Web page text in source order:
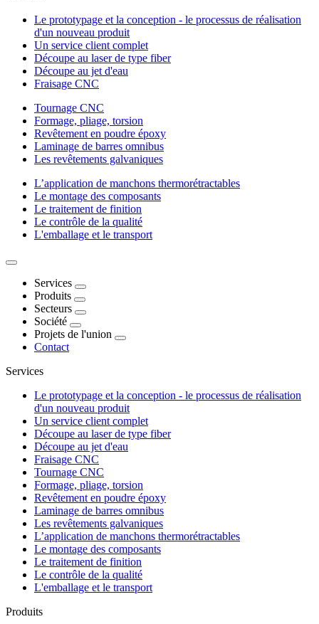
Le prototypage et la conception - le processus de réalisation
d'un nouveau produit
Un service client complet
Découpe au laser de type fiber
Découpe au jet d'eau
Fraisage CNC
Tournage CNC
Formage, pliage, torsion
Revêtement en poudre époxy
Laminage de barres omnibus
Les revêtements galvaniques
L’application de manchons thermorétractables
Le montage des composants
Le traitement de finition
Le contrôle de la qualité
L'emballage et le transport
Services
Produits
Secteurs
Société
Projets de l'union
Contact
Services
Le prototypage et la conception - le processus de réalisation
d'un nouveau produit
Un service client complet
Découpe au laser de type fiber
Découpe au jet d'eau
Fraisage CNC
Tournage CNC
Formage, pliage, torsion
Revêtement en poudre époxy
Laminage de barres omnibus
Les revêtements galvaniques
L’application de manchons thermorétractables
Le montage des composants
Le traitement de finition
Le contrôle de la qualité
L'emballage et le transport
Produits